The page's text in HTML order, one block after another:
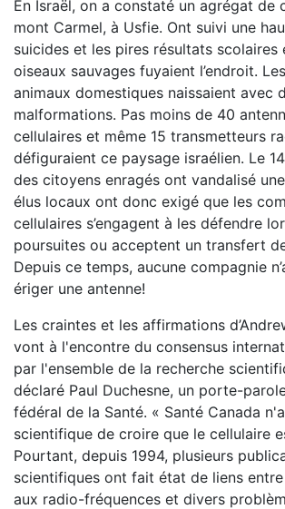
En Israël, on a constaté un agrégat de
mont Carmel, à Usfie. Ont suivi une
suicides et les pires résultats scolaires
oiseaux sauvages fuyaient l’endroit.
animaux domestiques naissaient avec
malformations. Pas moins de 40
cellulaires et même 15 transmetteurs
défiguraient ce paysage israélien. Le
des citoyens enragés ont vandalisé
élus locaux ont donc exigé que les
cellulaires s’engagent à les défendre
poursuites ou acceptent un transfert
Depuis ce temps, aucune compagnie
ériger une antenne!
Les craintes et les affirmations
vont à l'encontre du consensus
par l'ensemble de la recherche
déclaré Paul Duchesne, un porte-
fédéral de la Santé. « Santé Canada
scientifique de croire que le cellulaire
Pourtant, depuis 1994, plusieurs
scientifiques ont fait état de liens entre
aux radio-fréquences et divers